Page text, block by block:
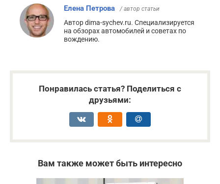
Елена Петрова / автор статьи
Автор dima-sychev.ru. Специализируется
на обзорах автомобилей и советах по
вождению.
Понравилась статья? Поделиться с
друзьями:
Вам также может быть интересно